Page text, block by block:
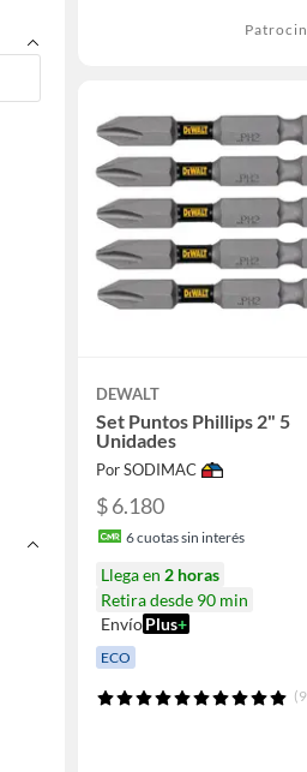
DEWALT
Set Puntos Phillips 2" 5
Unidades
Por SODIMAC
$ 6.180
6cuotas sin interés
Llega en 2 horas
Retira desde 90 min
EnvíoPlus+
ECO